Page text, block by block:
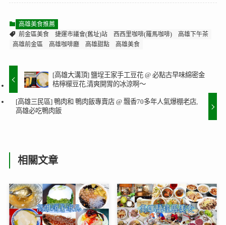
高雄美食推薦
前金區美食
捷運市議會(舊址)站 西西里咖啡(羅馬咖啡)
高雄下午茶
高雄前金區
高雄咖啡廳 高雄甜點 高雄美食
[高雄大溝頂] 鹽埕王家手工豆花 @ 必點古早味綿密金
桔檸檬豆花,清爽開胃的冰涼啊～
[高雄三民區] 鴨肉和 鴨肉飯專賣店 @ 飄香70多年人氣爆棚老店,
高雄必吃鴨肉飯
相關文章